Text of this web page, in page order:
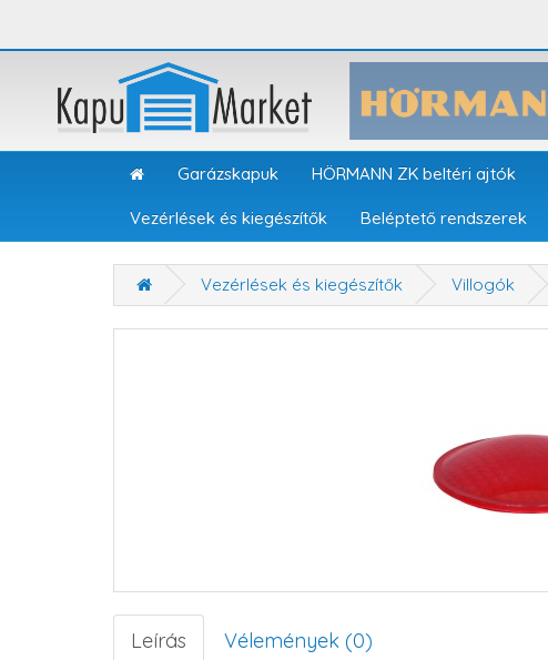
Garázskapuk HÖRMANN ZK beltéri ajtók
Vezérlések és kiegészítők Beléptető rendszerek
Vezérlések és kiegészítők Villogók
Leírás Vélemények (0)